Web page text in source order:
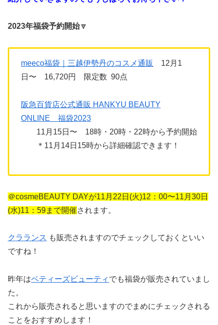
2023年福袋予約開始🔽
meeco福袋｜三越伊勢丹のコスメ通販
12月1
日〜 16,720円 限定数 90点
阪急百貨店公式通販 HANKYU BEAUTY
ONLINE 福袋2023
11月15日〜 18時・20時・22時から予約開始
＊11月14日15時から詳細確認できます！
＠cosmeBEAUTY DAYが11月22日(火)12：00〜11月30日
(水)11：59まで開催されます。
クラランス も販売されますのでチェックしておくといい
ですね！
昨年はベティーズビューティ でも福袋が販売されていまし
た。
これから販売されると思いますのでまめにチェックされる
ことをおすすめします！